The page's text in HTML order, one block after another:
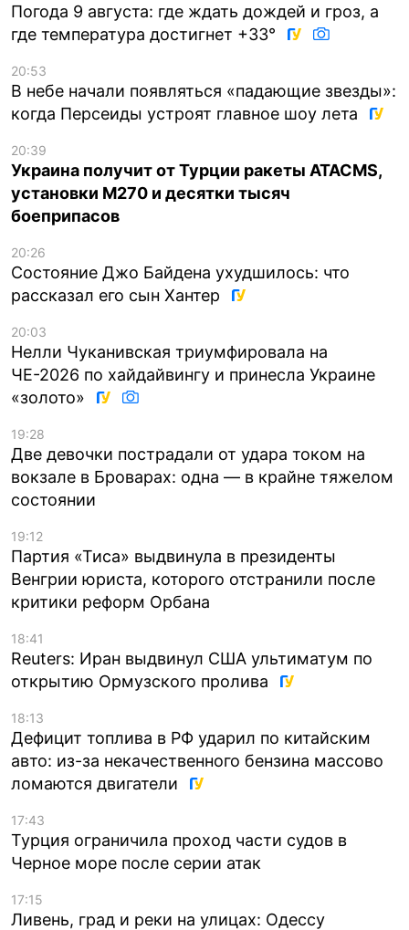
Погода 9 августа: где ждать дождей и гроз, а
где температура достигнет +33°
20:53
В небе начали появляться «падающие звезды»:
когда Персеиды устроят главное шоу лета
20:39
Украина получит от Турции ракеты ATACMS,
установки M270 и десятки тысяч
боеприпасов
20:26
Состояние Джо Байдена ухудшилось: что
рассказал его сын Хантер
20:03
Нелли Чуканивская триумфировала на
ЧЕ-2026 по хайдайвингу и принесла Украине
«золото»
19:28
Две девочки пострадали от удара током на
вокзале в Броварах: одна — в крайне тяжелом
состоянии
19:12
Партия «Тиса» выдвинула в президенты
Венгрии юриста, которого отстранили после
критики реформ Орбана
18:41
Reuters: Иран выдвинул США ультиматум по
открытию Ормузского пролива
18:13
Дефицит топлива в РФ ударил по китайским
авто: из-за некачественного бензина массово
ломаются двигатели
17:43
Турция ограничила проход части судов в
Черное море после серии атак
17:15
Ливень, град и реки на улицах: Одессу